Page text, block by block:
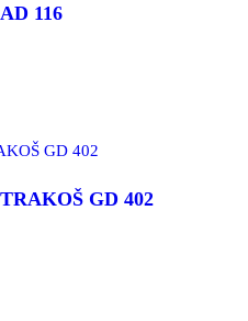
116
GD 402